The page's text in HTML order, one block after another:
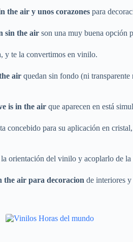
the air y unos corazones para
sin the air son una muy buena opción
y te la convertimos en vinilo.
air quedan sin fondo (ni
is in the air que aparecen en está
concebido para su aplicación en
orientación del vinilo y acoplarlo de
the air para decoracion de interiores